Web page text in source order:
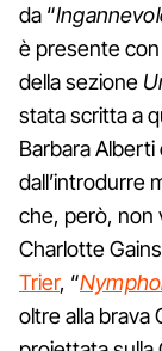
da “
è presente con
della sezione
stata scritta a
Barbara
dall’introdurre
che, però, non
Charlotte
Trier, “
oltre alla brava